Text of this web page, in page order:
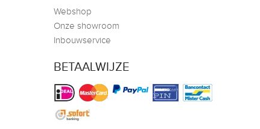
Webshop
Onze showroom
Inbouwservice
BETAALWIJZE